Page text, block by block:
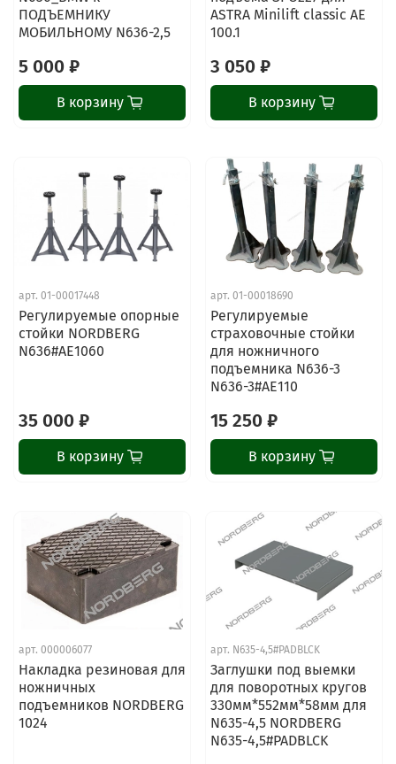
ПОДЪЕМНИКУ
МОБИЛЬНОМУ N636-2,5
5 000 ₽
В корзину
ASTRA Minilift classic AE
100.1
3 050 ₽
В корзину
арт. 01-00017448
Регулируемые опорные
стойки NORDBERG
N636#AE1060
35 000 ₽
В корзину
арт. 01-00018690
Регулируемые
страховочные стойки
для ножничного
подъемника N636-3
N636-3#AE110
15 250 ₽
В корзину
арт. 000006077
Накладка резиновая для
ножничных
подъемников NORDBERG
1024
арт. N635-4,5#PADBLCK
Заглушки под выемки
для поворотных кругов
330мм*552мм*58мм для
N635-4,5 NORDBERG
N635-4,5#PADBLCK